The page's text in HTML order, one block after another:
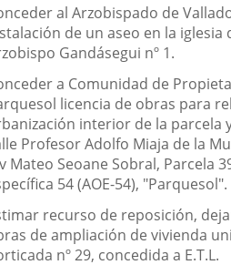
al Arzobispado de
de un aseo en la iglesia
Gandásegui nº 1.
a Comunidad de
licencia de obras para
interior de la parcela
Profesor Adolfo Miaja de la
Mateo Seoane Sobral, Parcela
54 (AOE-54), "Parquesol".
recurso de reposición,
de ampliación de vivienda
nº 29, concedida a E.T.L.